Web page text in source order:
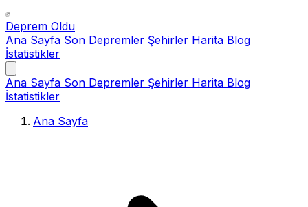
Deprem Oldu
Ana Sayfa Son Depremler Şehirler Harita Blog
İstatistikler
Ana Sayfa Son Depremler Şehirler Harita Blog
İstatistikler
Ana Sayfa